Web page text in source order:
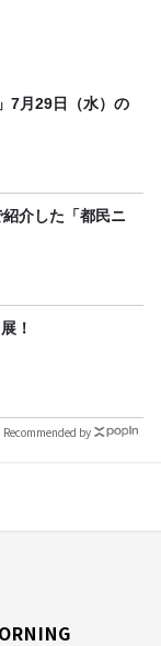
7月29日（水）の
介した「都民ニ
！
Recommended by